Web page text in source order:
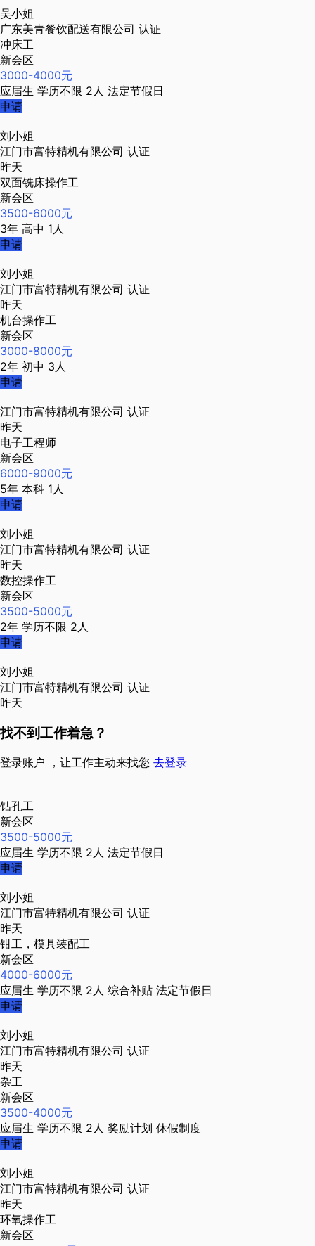
吴小姐
广东美青餐饮配送有限公司 认证
冲床工
新会区
3000-4000元
应届生 学历不限 2人 法定节假日
申请
刘小姐
江门市富特精机有限公司 认证
昨天
双面铣床操作工
新会区
3500-6000元
3年 高中 1人
申请
刘小姐
江门市富特精机有限公司 认证
昨天
机台操作工
新会区
3000-8000元
2年 初中 3人
申请
江门市富特精机有限公司 认证
昨天
电子工程师
新会区
6000-9000元
5年 本科 1人
申请
刘小姐
江门市富特精机有限公司 认证
昨天
数控操作工
新会区
3500-5000元
2年 学历不限 2人
申请
刘小姐
江门市富特精机有限公司 认证
昨天
找不到工作着急？
登录账户 ，让工作主动来找您 去登录
钻孔工
新会区
3500-5000元
应届生 学历不限 2人 法定节假日
申请
刘小姐
江门市富特精机有限公司 认证
昨天
钳工，模具装配工
新会区
4000-6000元
应届生 学历不限 2人 综合补贴 法定节假日
申请
刘小姐
江门市富特精机有限公司 认证
昨天
杂工
新会区
3500-4000元
应届生 学历不限 2人 奖励计划 休假制度
申请
刘小姐
江门市富特精机有限公司 认证
昨天
环氧操作工
新会区